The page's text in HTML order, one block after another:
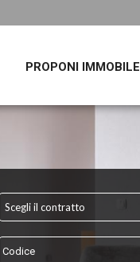
PROPONI IMMOBILE
Scegli il contratto